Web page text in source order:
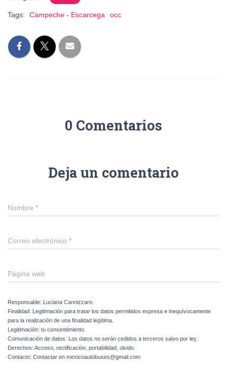
Tags: Campeche - Escarcega occ
0 Comentarios
Deja un comentario
Nombre *
Correo electrónico *
Página web
Responsable: Luciana Cannizzaro.
Finalidad: Legitimación para tratar los datos permitidos expresa e inequívocamente
para la realización de una finalidad legítima.
Legitimación: tu consentimiento.
Comunicación de datos: Los datos no serán cedidos a terceros salvo por ley.
Derechos: Acceso, rectificación, portabilidad, olvido.
Contacto: Contactar en mexicoautobuses@gmail.com